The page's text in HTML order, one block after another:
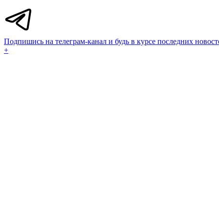
Подпишись на телеграм-канал и будь в курсе последних
+